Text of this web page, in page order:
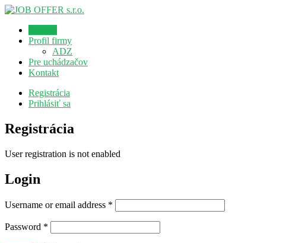
Profil firmy
ADZ
Pre uchádzačov
Kontakt
Registrácia
Prihlásiť sa
Registrácia
User registration is not enabled
Login
Username or email address *
Password *